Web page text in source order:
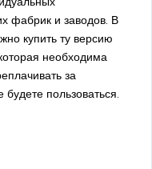
фабрик и заводов. В
купить ту версию
необходима
за
пользоваться.